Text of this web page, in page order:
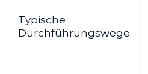
Typische
Durchführungswege